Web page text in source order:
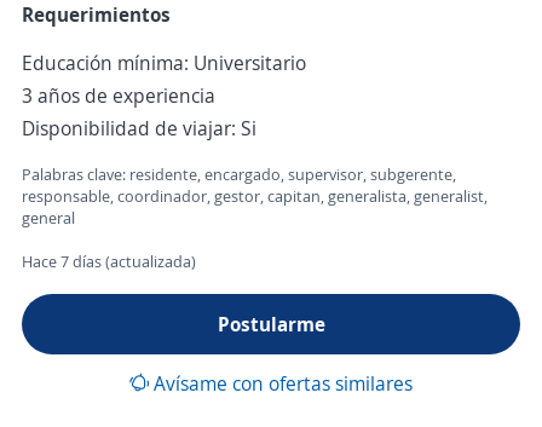
Requerimientos
Educación mínima: Universitario
3 años de experiencia
Disponibilidad de viajar: Si
Palabras clave: residente, encargado, supervisor, subgerente,
responsable, coordinador, gestor, capitan, generalista, generalist,
general
Hace 7 días (actualizada)
Postularme
Avísame con ofertas similares